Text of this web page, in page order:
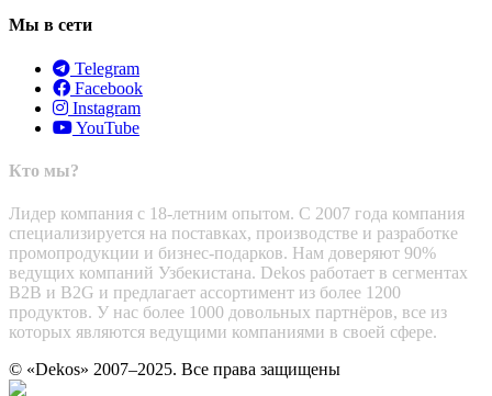
Мы в сети
Telegram
Facebook
Instagram
YouTube
Кто мы?
Лидер компания с 18-летним опытом. С 2007 года компания
специализируется на поставках, производстве и разработке
промопродукции и бизнес-подарков. Нам доверяют 90%
ведущих компаний Узбекистана. Dekos работает в сегментах
B2B и B2G и предлагает ассортимент из более 1200
продуктов. У нас более 1000 довольных партнёров, все из
которых являются ведущими компаниями в своей сфере.
© «Dekos» 2007–2025. Все права защищены